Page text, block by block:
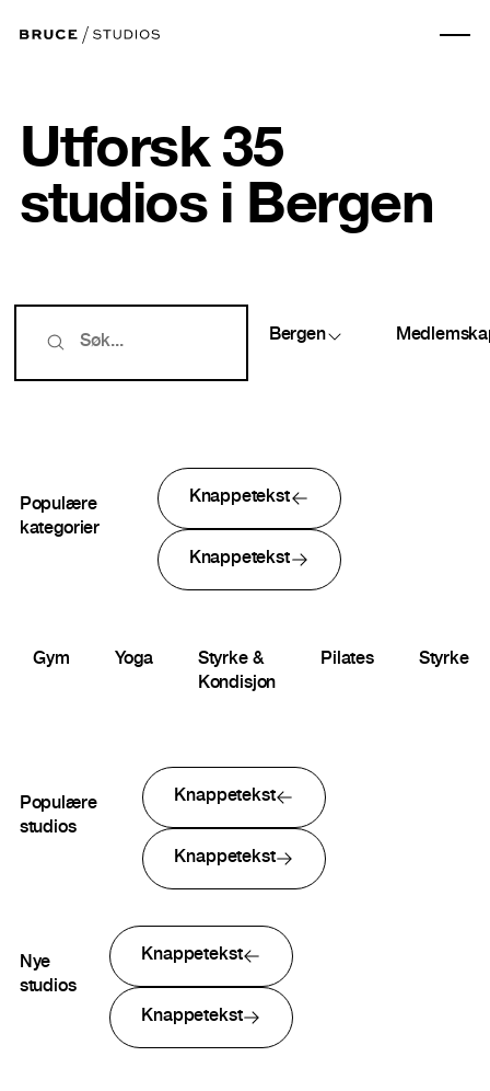
Utforsk 35
studios i Bergen
Bergen
Populære
kategorier
Knappetekst
Knappetekst
Gym Yoga
Styrke &
Kondisjon
Pilates Styrke
Populære
studios
Knappetekst
Knappetekst
Nye
studios
Knappetekst
Knappetekst